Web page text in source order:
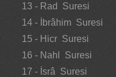
13 - Rad Suresi
14 - İbrâhim Suresi
15 - Hicr Suresi
16 - Nahl Suresi
17 - İsrâ Suresi